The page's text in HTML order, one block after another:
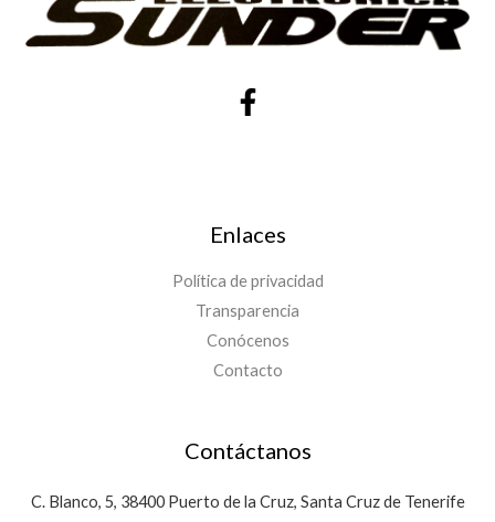
Enlaces
Política de privacidad
Transparencia
Conócenos
Contacto
Contáctanos
C. Blanco, 5, 38400 Puerto de la Cruz, Santa Cruz de Tenerife